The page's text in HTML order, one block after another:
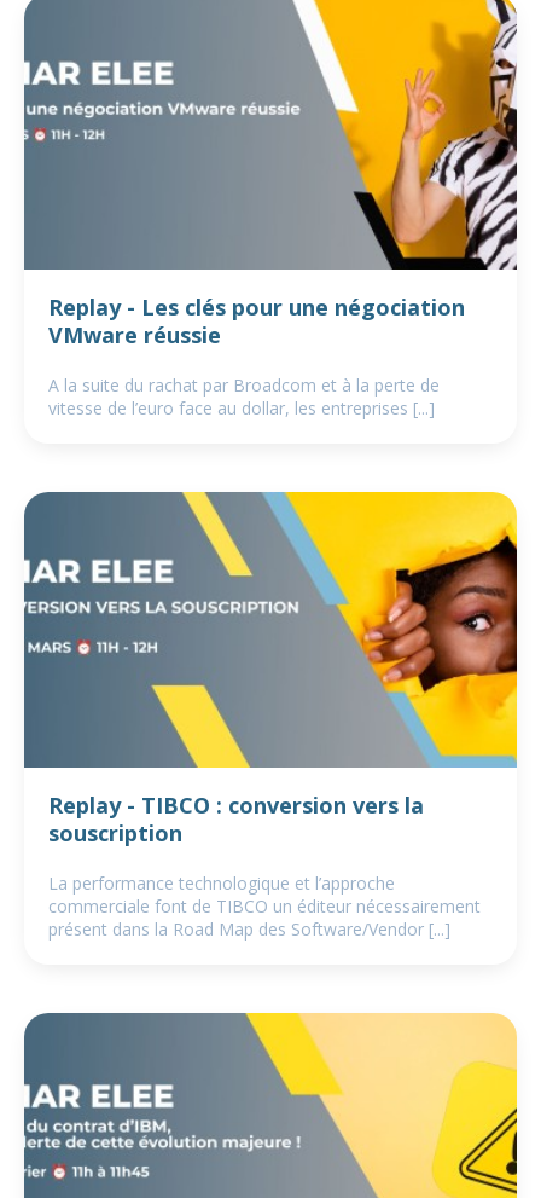
Replay - Les clés pour une négociation
VMware réussie
A la suite du rachat par Broadcom et à la perte de
vitesse de l’euro face au dollar, les entreprises [...]
Replay - TIBCO : conversion vers la
souscription
La performance technologique et l’approche
commerciale font de TIBCO un éditeur nécessairement
présent dans la Road Map des Software/Vendor [...]